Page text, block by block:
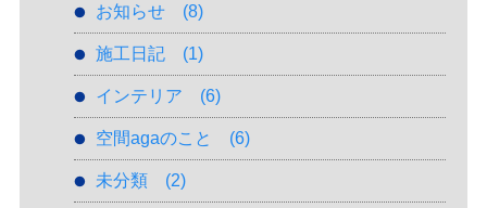
お知らせ (8)
施工日記 (1)
インテリア (6)
空間agaのこと (6)
未分類 (2)